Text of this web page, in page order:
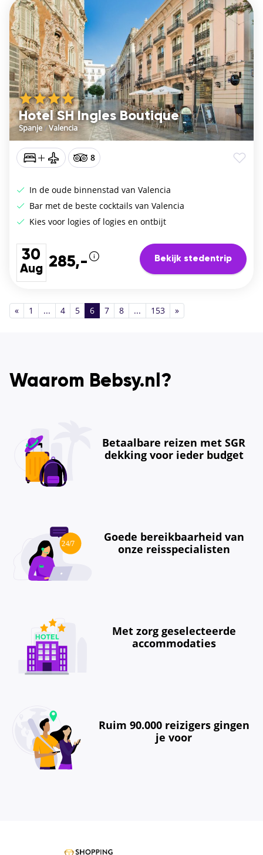
Hotel SH Ingles Boutique
Spanje/Valencia
8
In de oude binnenstad van Valencia
Bar met de beste cocktails van Valencia
Kies voor logies of logies en ontbijt
30
Aug 285,- Bekijk stedentrip
« 1 ... 4 5 6 7 8 ... 153 »
Waarom Bebsy.nl?
Betaalbare reizen met SGR
dekking voor ieder budget
Goede bereikbaarheid van
onze reisspecialisten
Met zorg geselecteerde
accommodaties
Ruim 90.000 reizigers gingen
je voor